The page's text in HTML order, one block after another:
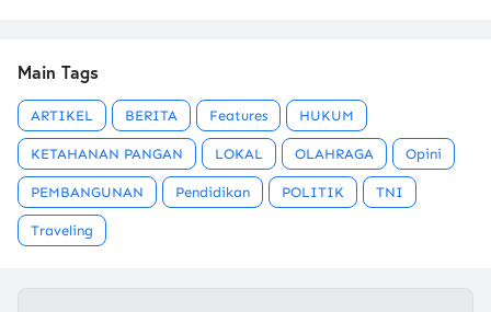
Main Tags
ARTIKEL BERITA Features HUKUM
KETAHANAN PANGAN LOKAL OLAHRAGA Opini
PEMBANGUNAN Pendidikan POLITIK TNI
Traveling